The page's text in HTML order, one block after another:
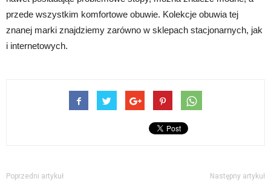
przede wszystkim komfortowe obuwie. Kolekcje obuwia tej
znanej marki znajdziemy zarówno w sklepach stacjonarnych, jak
i internetowych.
Poprzedni artykuł Następny artykuł